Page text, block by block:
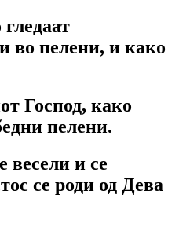
во пелени, и како
Господ, како
пелени.
весели и се
се роди од Дева